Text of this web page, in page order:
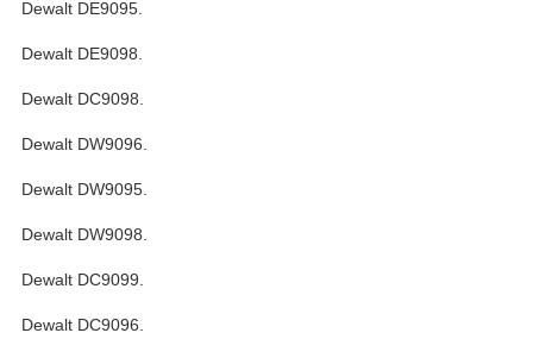
Dewalt DE9095.
Dewalt DE9098.
Dewalt DC9098.
Dewalt DW9096.
Dewalt DW9095.
Dewalt DW9098.
Dewalt DC9099.
Dewalt DC9096.